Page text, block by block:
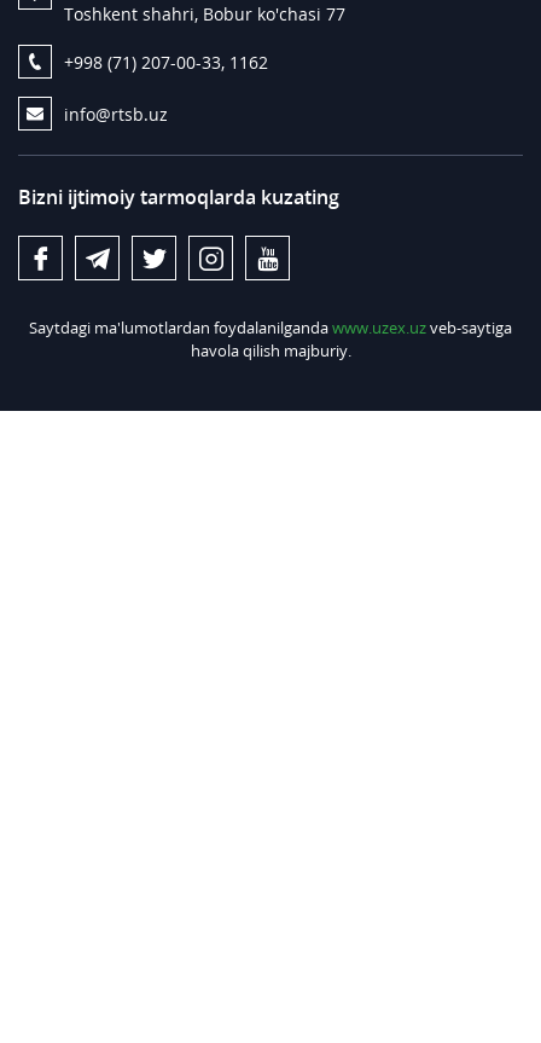
Toshkent shahri, Bobur ko'chasi 77
+998 (71) 207-00-33, 1162
info@rtsb.uz
Bizni ijtimoiy tarmoqlarda kuzating
Saytdagi ma'lumotlardan foydalanilgandawww.uzex.uzveb-saytiga
havola qilish majburiy.